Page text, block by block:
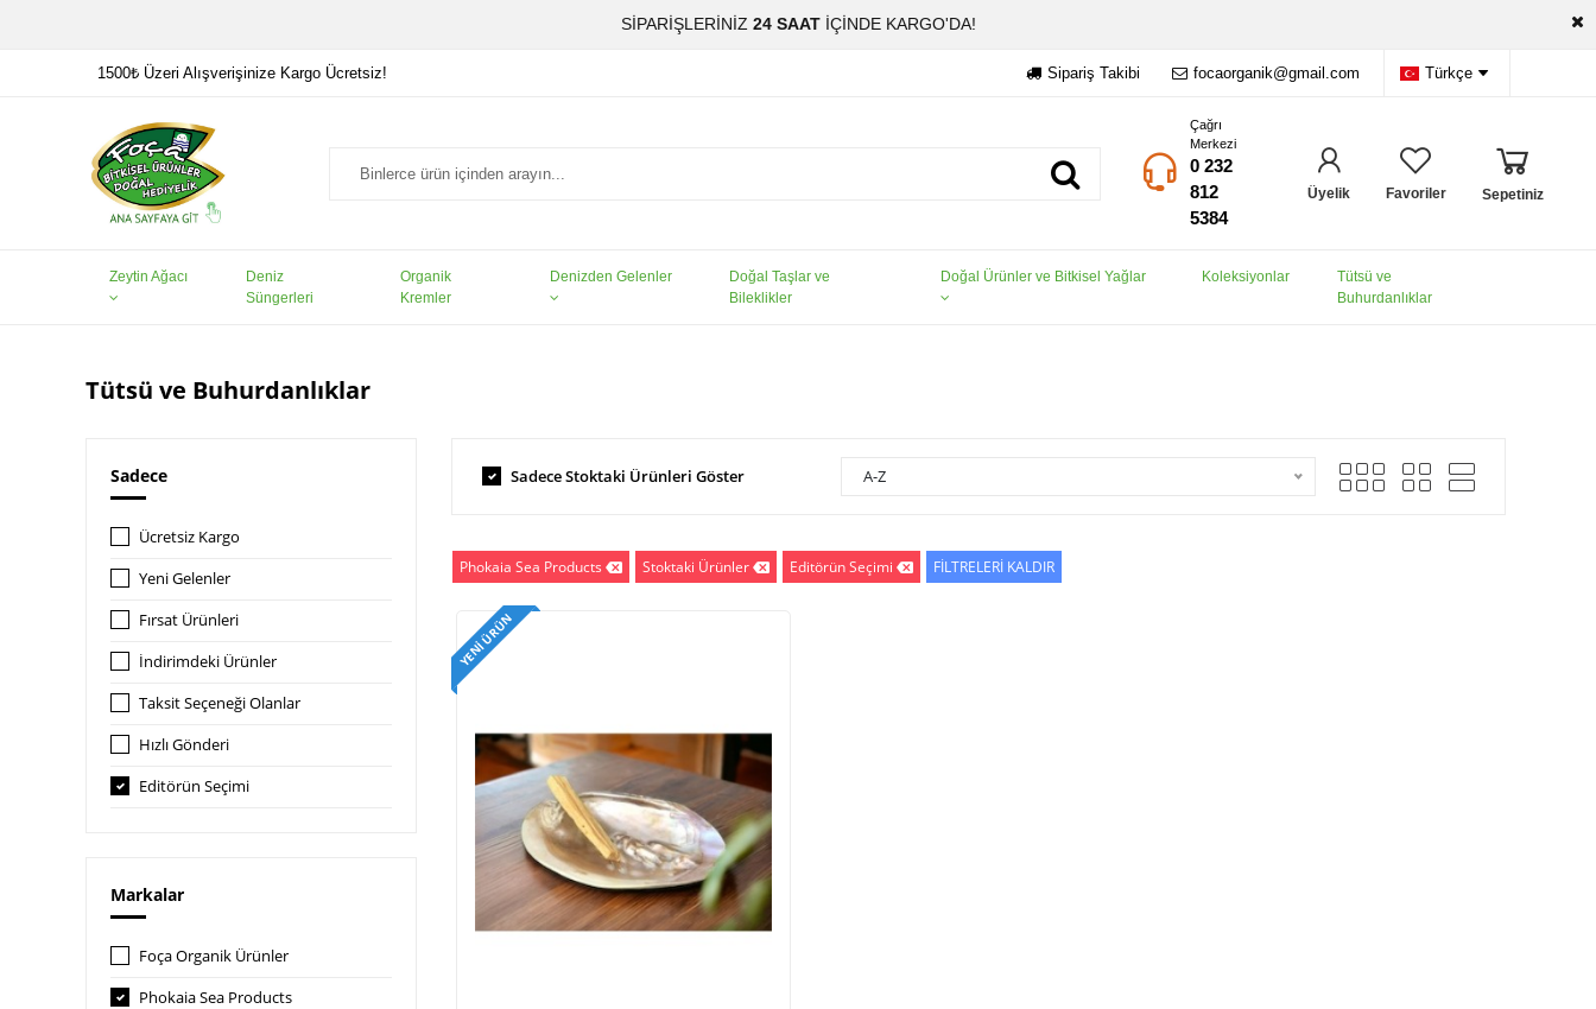
SİPARİŞLERİNİZ 24 SAATİÇİNDE KARGO'DA!
1500₺ Üzeri Alışverişinize Kargo Ücretsiz! Sipariş Takibi focaorganik@gmail.com Türkçe
Çağrı
Merkezi
0 232
812
5384
Üyelik Favoriler Sepetiniz
Zeytin Ağacı
Deniz
Süngerleri
Organik
Kremler
Denizden Gelenler
Doğal Taşlar ve
Bileklikler
Doğal Ürünler ve Bitkisel Yağlar Koleksiyonlar
Tütsü ve
Buhurdanlıklar
Tütsü ve Buhurdanlıklar
Sadece
Ücretsiz Kargo
Yeni Gelenler
Fırsat Ürünleri
İndirimdeki Ürünler
Taksit Seçeneği Olanlar
Hızlı Gönderi
Editörün Seçimi
Markalar
Foça Organik Ürünler
Phokaia Sea Products
Sadece Stoktaki Ürünleri Göster A-Z
Phokaia Sea Products Stoktaki Ürünler Editörün Seçimi FİLTRELERİ KALDIR
YENI ÜRÜN